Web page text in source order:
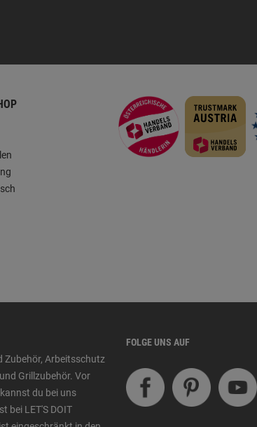
Zubehör, Arbeitsschutz
Grillzubehör. Vor
du bei uns
bei LET'S DOIT
FOLGE UNS AUF